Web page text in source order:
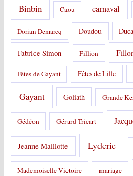
Binbin Caou carnaval
Dorian Demarcq Doudou
Fabrice Simon Fillion
Fêtes de Gayant Fêtes de Lille
Gayant Goliath Grande
Gédéon Gérard Tricart
Jeanne Maillotte Lyderic
Mademoiselle Victoire mariage